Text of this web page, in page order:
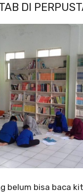
DI
belum bisa baca